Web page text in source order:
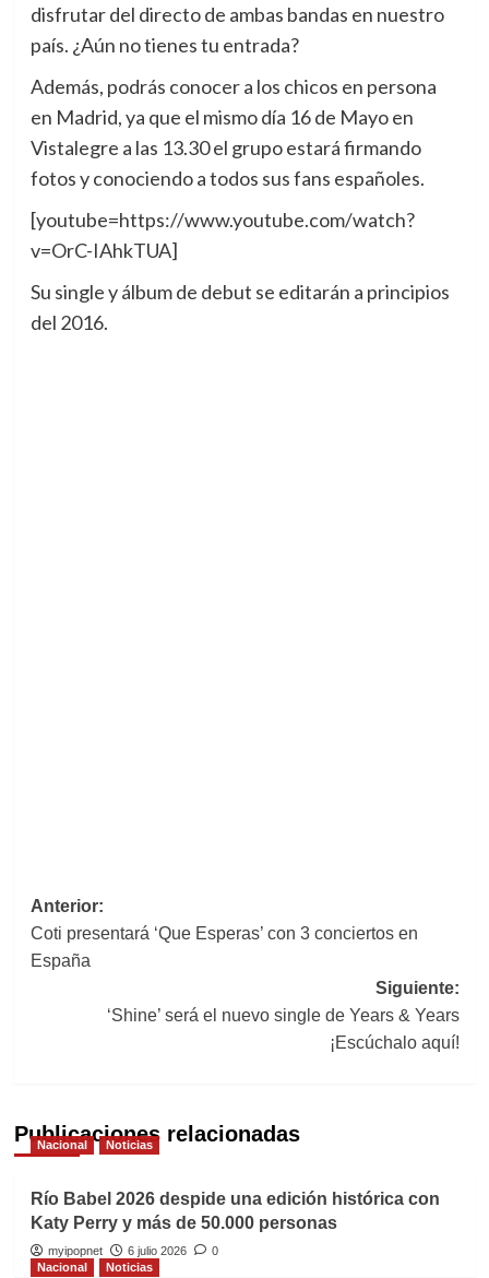
disfrutar del directo de ambas bandas en nuestro
país. ¿Aún no tienes tu entrada?
Además, podrás conocer a los chicos en persona
en Madrid, ya que el mismo día 16 de Mayo en
Vistalegre a las 13.30 el grupo estará firmando
fotos y conociendo a todos sus fans españoles.
[youtube=https://www.youtube.com/watch?
v=OrC-IAhkTUA]
Su single y álbum de debut se editarán a principios
del 2016.
Navegación
de
entradas
Anterior:
Coti presentará ‘Que Esperas’ con 3 conciertos en
España
Siguiente:
‘Shine’ será el nuevo single de Years & Years
¡Escúchalo aquí!
Publicaciones relacionadas
Nacional Noticias
Río Babel 2026 despide una edición histórica con
Katy Perry y más de 50.000 personas
myipopnet 6 julio 2026
0
Nacional
Noticias